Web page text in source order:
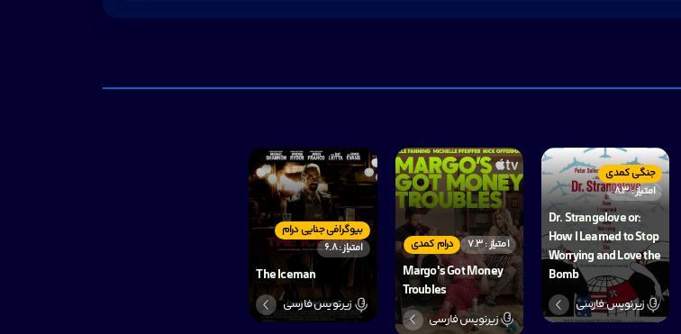
جنگی کمدی
امتیاز : 8.3
Dr. Strangelove or:
How I Learned to Stop
Worrying and Love the
Bomb
زیرنویس فارسی
درام کمدی امتیاز : 7.3
Margo's Got Money
Troubles
زیرنویس فارسی
بیوگرافی جنایی درام
امتیاز : 6.8
The Iceman
زیرنویس فارسی